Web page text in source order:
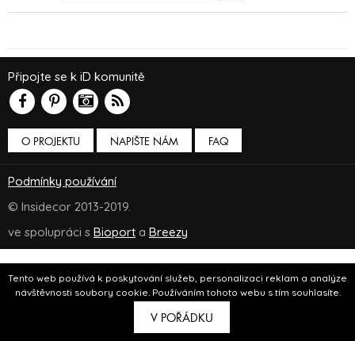
Tento web používá k poskytování služeb, personalizaci reklam a analýze
návštěvnosti soubory cookie. Používáním tohoto webu s tím souhlasíte.
V POŘÁDKU
O PROJEKTU NAPIŠTE NÁM
Připojte se k iD komunitě
FAQ
Podmínky používání
© Insidecor 2013-2019.
ve spolupráci s Bioport a Breezy